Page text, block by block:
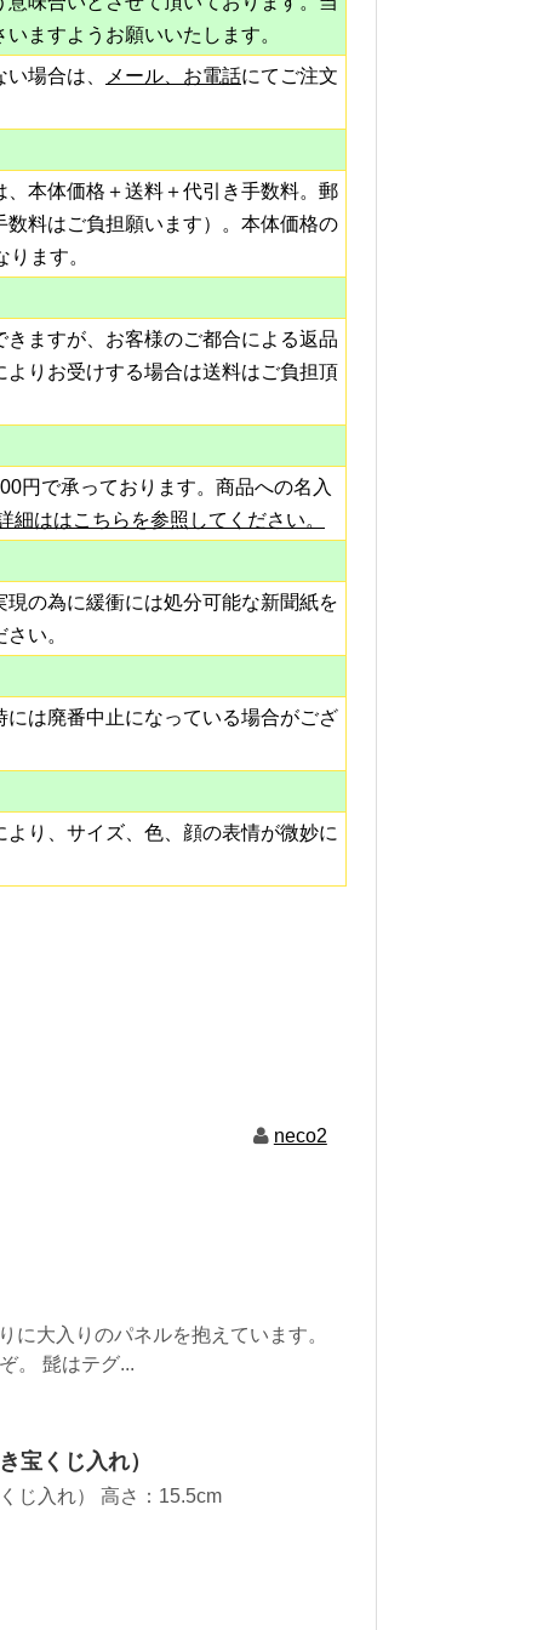
ますようお願いいたします。
場合は、
メール、お電話にてご注文
本体価格＋送料＋代引き手数料。郵
料はご負担願います）。本体価格の
ります。
ますが、お客様のご都合による返品
りお受けする場合は送料はご負担頂
円で承っております。商品への名入
細ははこちらを参照してください。
の為に緩衝には処分可能な新聞紙を
い。
は廃番中止になっている場合がござ
り、サイズ、色、顔の表情が微妙に
neco2
に大入りのパネルを抱えています。
。 髭はテグ...
宝くじ入れ）
じ入れ） 高さ：15.5cm